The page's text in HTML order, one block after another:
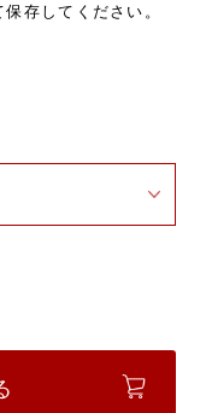
存してください。